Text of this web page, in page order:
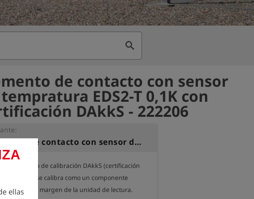
ellas
search
de contacto con sensor
EDS2-T 0,1K con
DAkkS - 222206
Elemento de contacto con sensor de tempratura EDS2-T 0,1K con certificación DAkkS
certificado de calibración DAkkS (certificación
El sensor se calibra como un componente
al margen de la unidad de lectura.